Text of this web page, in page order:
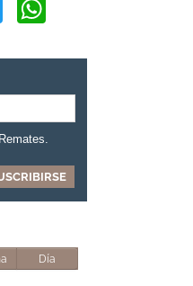
Twitter
Día